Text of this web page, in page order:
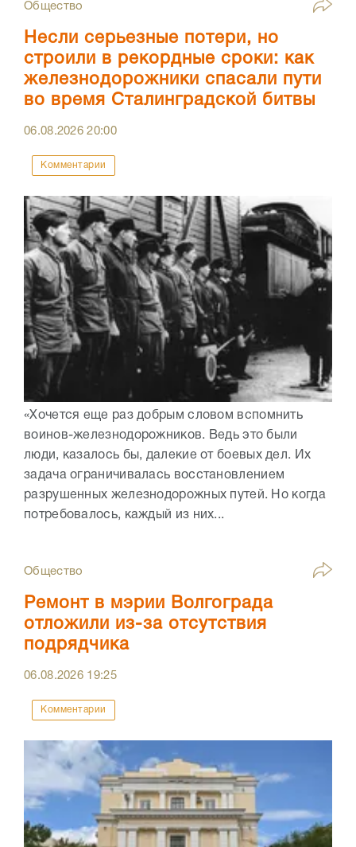
Общество
Несли серьезные потери, но
строили в рекордные сроки: как
железнодорожники спасали пути
во время Сталинградской битвы
06.08.202620:00
Комментарии
«Хочется еще раз добрым словом вспомнить
воинов-железнодорожников. Ведь это были
люди, казалось бы, далекие от боевых дел. Их
задача ограничивалась восстановлением
разрушенных железнодорожных путей. Но когда
потребовалось, каждый из них...
Общество
Ремонт в мэрии Волгограда
отложили из-за отсутствия
подрядчика
06.08.2026 19:25
Комментарии